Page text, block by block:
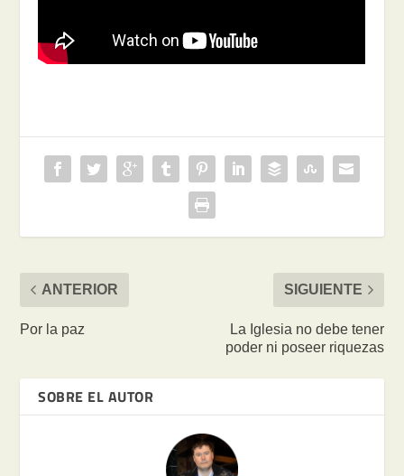
ANTERIOR
Por la paz
SIGUIENTE
La Iglesia no debe tener
poder ni poseer riquezas
SOBRE EL AUTOR